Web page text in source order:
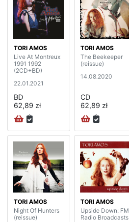
TORI AMOS
Live At Montreux
1991 1992
(2CD+BD)
22.01.2021
BD
62,89 zł
TORI AMOS
The Beekeeper
(reissue)
14.08.2020
CD
62,89 zł
TORI AMOS
Night Of Hunters
(reissue)
TORI AMOS
Upside Down: FM
Radio Broadcasts